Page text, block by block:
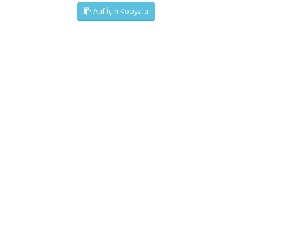
Atıf İçin Kopyala